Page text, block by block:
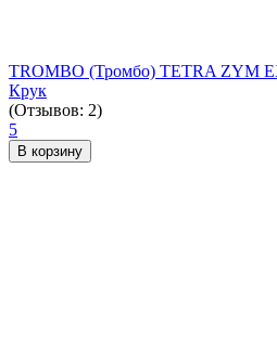
TROMBO (Тромбо) TETRA ZYM
Крук
(Отзывов: 2)
5
В корзину